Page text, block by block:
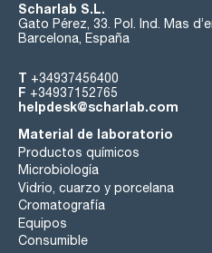
Scharlab S.L.
Gato Pérez, 33. Pol. Ind. Mas
Barcelona, España
T +34937456400
F +34937152765
helpdesk@scharlab.com
Material de laboratorio
Productos químicos
Microbiología
Vidrio, cuarzo y porcelana
Cromatografía
Equipos
Consumible